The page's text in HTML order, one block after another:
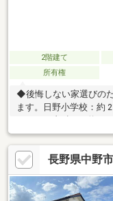
2階建て
所有権
◆後悔しない家選びの
ます。日野小学校：約
野西条店：約 1700 m
州中野郵便局：約
で対応いたします。◎
1、200万円金利 年利 1
返済期間 35年月々の
長野県中野